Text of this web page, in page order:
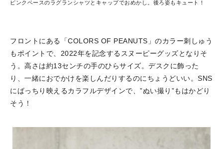
ピンクベースのラグランシャツとキャップでおめかし。後ろ姿もキュート！
フロントにある「COLORS OF PEANUTS」のカラー刺しゅう
もポイントで、2022年を記念するスヌーピーグッズとなりそ
う。高さは約13センチの手のひらサイズ。デスクに飾った
り、一緒におでかけを楽しんだりするのにちょうどいい。SNS
にばっちり映えるカラフルデザインで、”ぬい撮り”もはかどり
そう！